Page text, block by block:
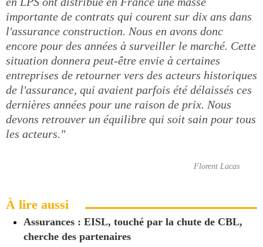
importante de contrats qui courent sur dix ans dans
l'assurance construction. Nous en avons donc
encore pour des années à surveiller le marché. Cette
situation donnera peut-être envie à certaines
entreprises de retourner vers des acteurs historiques
de l'assurance, qui avaient parfois été délaissés ces
dernières années pour une raison de prix. Nous
devons retrouver un équilibre qui soit sain pour tous
les acteurs."
Florent Lacas
À lire aussi
Assurances : EISL, touché par la chute de CBL,
cherche des partenaires